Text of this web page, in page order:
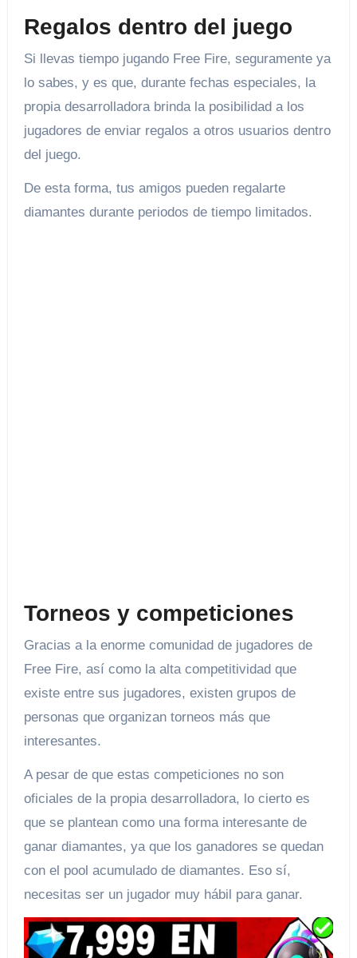
Regalos dentro del juego
Si llevas tiempo jugando Free Fire, seguramente ya
lo sabes, y es que, durante fechas especiales, la
propia desarrolladora brinda la posibilidad a los
jugadores de enviar regalos a otros usuarios dentro
del juego.
De esta forma, tus amigos pueden regalarte
diamantes durante periodos de tiempo limitados.
Torneos y competiciones
Gracias a la enorme comunidad de jugadores de
Free Fire, así como la alta competitividad que
existe entre sus jugadores, existen grupos de
personas que organizan torneos más que
interesantes.
A pesar de que estas competiciones no son
oficiales de la propia desarrolladora, lo cierto es
que se plantean como una forma interesante de
ganar diamantes, ya que los ganadores se quedan
con el pool acumulado de diamantes. Eso sí,
necesitas ser un jugador muy hábil para ganar.